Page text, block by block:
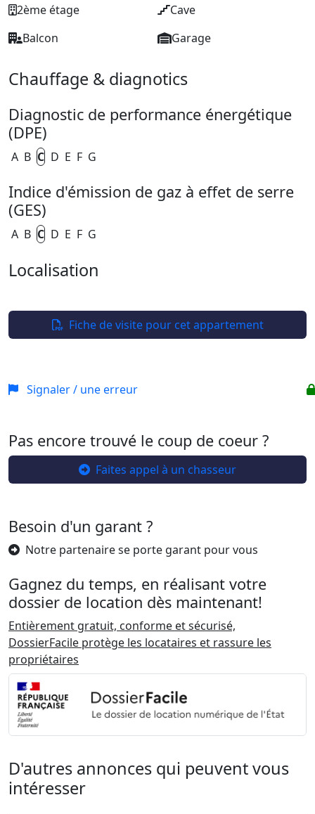
2ème étage
Cave
Balcon
Garage
Chauffage & diagnotics
Diagnostic de performance énergétique
(DPE)
A B C D E F G
Indice d'émission de gaz à effet de serre
(GES)
A B C D E F G
Localisation
Fiche de visite pour cet appartement
Signaler / une erreur
Pas encore trouvé le coup de coeur ?
Faites appel à un chasseur
Besoin d'un garant ?
Notre partenaire se porte garant pour vous
Gagnez du temps, en réalisant votre
dossier de location dès maintenant!
Entièrement gratuit, conforme et sécurisé,
DossierFacile protège les locataires et rassure les
propriétaires
D'autres annonces qui peuvent vous
intéresser